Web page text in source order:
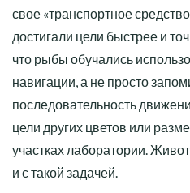
свое «транспортное
достигали цели быстрее и
что рыбы обучались
навигации, а не просто
последовательность
цели других цветов или
участках лаборатории.
и с такой задачей.